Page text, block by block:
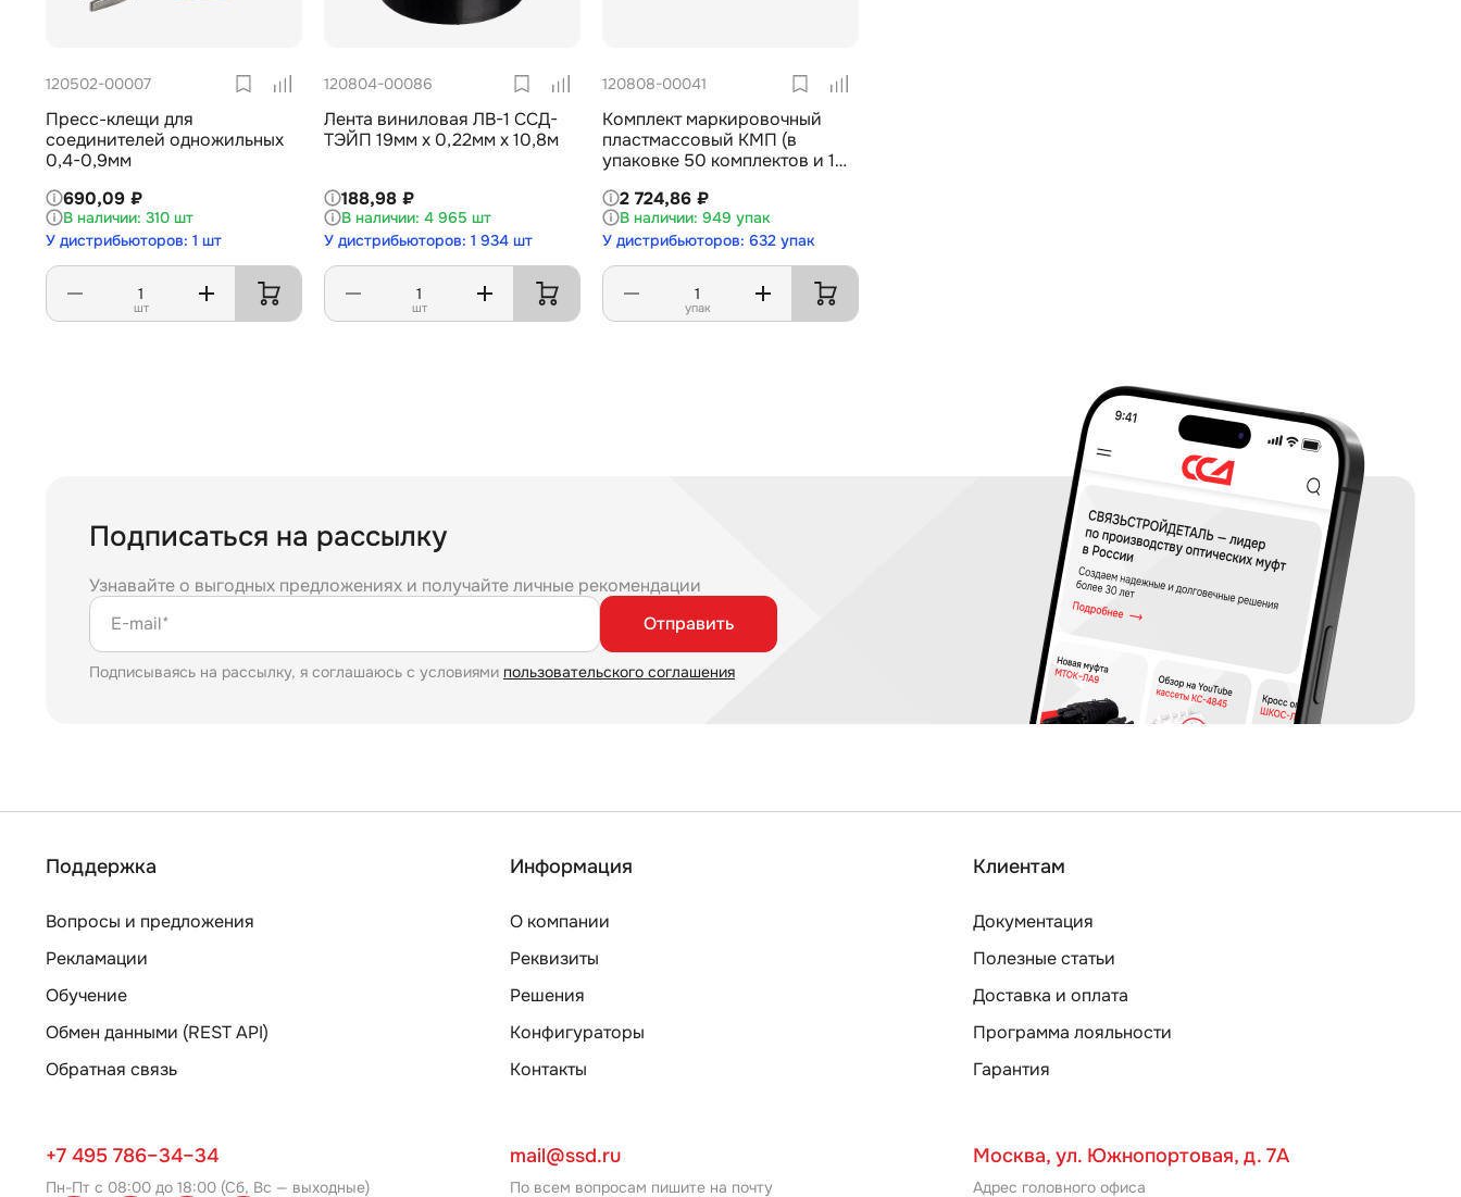
120502-00007
Пресс-клещи для
соединителей одножильных
0,4-0,9мм
690,09 ₽
310 шт
У дистрибьюторов: 1 шт
шт
120804-00086
Лента виниловая ЛВ-1 ССД-
ТЭЙП 19мм х 0,22мм х 10,8м
188,98 ₽
4 965 шт
У дистрибьюторов: 1 934 шт
шт
120808-00041
Комплект маркировочный
пластмассовый КМП (в
упаковке 50 комплектов и 1
2 724,86 ₽
949 упак
У дистрибьюторов: 632 упак
упак
Подписаться на рассылку
Узнавайте о выгодных предложениях и получайте личные рекомендации
E-mail*
Отправить
Подписываясь на рассылку, я соглашаюсь с условиями пользовательского соглашения
Поддержка
Вопросы и предложения
Рекламации
Обучение
Обмен данными (REST API)
Обратная связь
Информация
О компании
Реквизиты
Решения
Конфигураторы
Контакты
Клиентам
Документация
Полезные статьи
Доставка и оплата
Программа лояльности
Гарантия
+7 495 786–34–34
Пн-Пт с 08:00 до 18:00 (Сб, Вс — выходные)
mail@ssd.ru
По всем вопросам пишите на почту
Москва, ул. Южнопортовая, д. 7А
Адрес головного офиса